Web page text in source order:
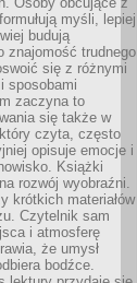
myśli, lepiej
budują
znajomość trudnego
się z różnymi
sposobami
zaczyna to
się także w
czyta, często
opisuje emocje i
Książki
rozwój wyobraźni.
krótkich materiałów
Czytelnik sam
i atmosferę
że umysł
bodźce.